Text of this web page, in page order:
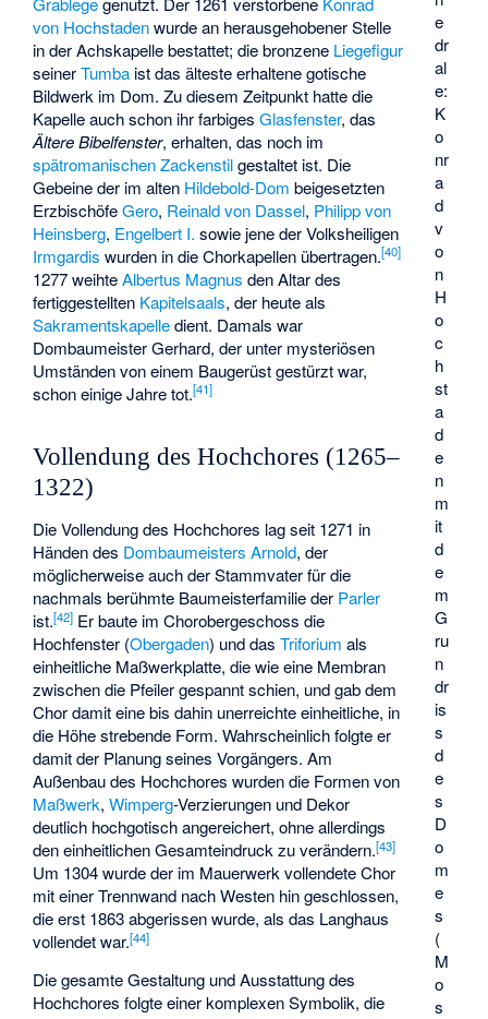
e
dr
al
e:
K
o
nr
a
d
v
o
n
H
o
c
h
st
a
d
e
n
m
it
d
e
m
G
ru
n
dr
is
s
d
e
s
D
o
m
e
s
(
M
o
s
von Hochstadenwurde an herausgehobener Stelle
in der Achskapelle bestattet; die bronzene Liegefigur
seinerTumba ist das älteste erhaltene gotische
Bildwerk im Dom. Zu diesem Zeitpunkt hatte die
Kapelle auch schon ihr farbigesGlasfenster, das
Ältere Bibelfenster, erhalten, das noch im
spätromanischen Zackenstilgestaltet ist. Die
Gebeine der im alten Hildebold-Dom beigesetzten
ErzbischöfeGero, Reinald von Dassel, Philipp von
Heinsberg, Engelbert I. sowie jene der Volksheiligen
Irmgardis wurden in die Chorkapellen übertragen.[40]
1277 weihteAlbertus Magnus den Altar des
fertiggestellten Kapitelsaals, der heute als
Sakramentskapelledient. Damals war
Dombaumeister Gerhard, der unter mysteriösen
Umständen von einem Baugerüst gestürzt war,
schon einige Jahre tot.[41]
Vollendung des Hochchores (1265–
1322)
Die Vollendung des Hochchores lag seit 1271 in
Händen des Dombaumeisters Arnold, der
möglicherweise auch der Stammvater für die
nachmals berühmte Baumeisterfamilie der Parler
ist.[42] Er baute im Chorobergeschoss die
Hochfenster (Obergaden) und dasTriforium als
einheitliche Maßwerkplatte, die wie eine Membran
zwischen die Pfeiler gespannt schien, und gab dem
Chor damit eine bis dahin unerreichte einheitliche, in
die Höhe strebende Form. Wahrscheinlich folgte er
damit der Planung seines Vorgängers. Am
Außenbau des Hochchores wurden die Formen von
Maßwerk,Wimperg-Verzierungen und Dekor
deutlich hochgotisch angereichert, ohne allerdings
den einheitlichen Gesamteindruck zu verändern.[43]
Um 1304 wurde der im Mauerwerk vollendete Chor
mit einer Trennwand nach Westen hin geschlossen,
die erst 1863 abgerissen wurde, als das Langhaus
vollendet war.[44]
Die gesamte Gestaltung und Ausstattung des
Hochchores folgte einer komplexen Symbolik, die